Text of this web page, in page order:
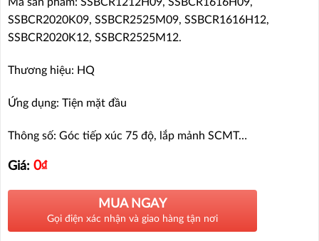
SSBCR2020K09, SSBCR2525M09, SSBCR1616H12,
SSBCR2020K12, SSBCR2525M12.
Thương hiệu: HQ
Ứng dụng: Tiện mặt đầu
Thông số: Góc tiếp xúc 75 độ, lắp mảnh SCMT…
Giá: 0₫
MUA NGAY
Gọi điện xác nhận và giao hàng tận nơi